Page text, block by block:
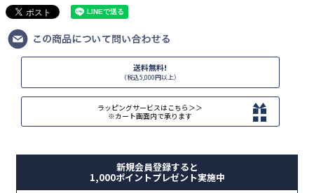
送料無料!
（税込5,000円以上）
ラッピングサービスはこちら＞＞
※カート画面内で承ります
新規会員登録すると
1,000ポイントプレゼント実施中